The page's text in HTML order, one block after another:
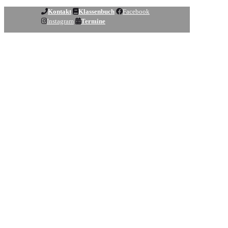
Kontakt Klassenbuch
Facebook
Instagram
Termine